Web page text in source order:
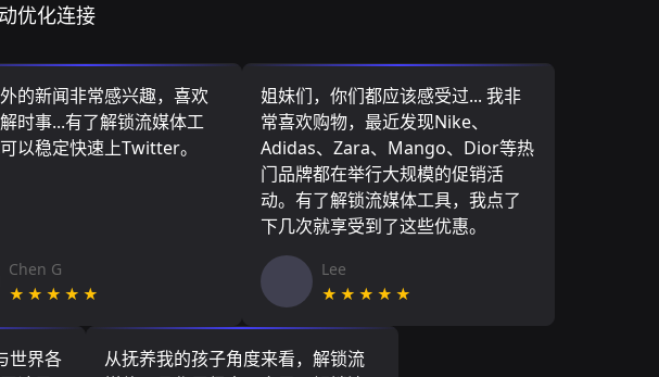
优化连接
的新闻非常感兴趣，喜欢
时事...有了解锁流媒体工
以稳定快速上Twitter。
Chen G
★★★★★
姐妹们，你们都应该感受过... 我非
常喜欢购物，最近发现Nike、
Adidas、Zara、Mango、Dior等热
门品牌都在举行大规模的促销活
动。有了解锁流媒体工具，我点了
下几次就享受到了这些优惠。
Lee
★★★★★
世界各
从抚养我的孩子角度来看，解锁流